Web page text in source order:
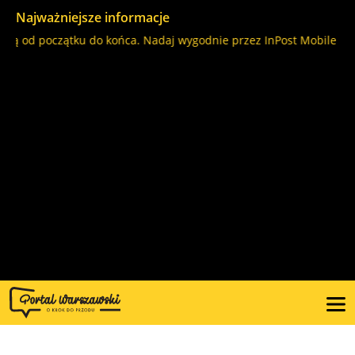
Najważniejsze informacje
od początku do końca. Nadaj wygodnie przez InPost Mobile